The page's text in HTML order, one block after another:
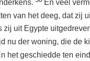
En veel
van het deeg, dat zij
uit Egypte
nu der woning, die de
het geschiedde ten